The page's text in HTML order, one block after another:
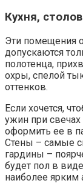
Кухня,
Эти помещения
допускаются
полотенца,
охры, спелой
оттенков.
Если хочется,
ужин при
оформить ее в
Стены – самые
гардины –
будет пол в
наиболее ярким